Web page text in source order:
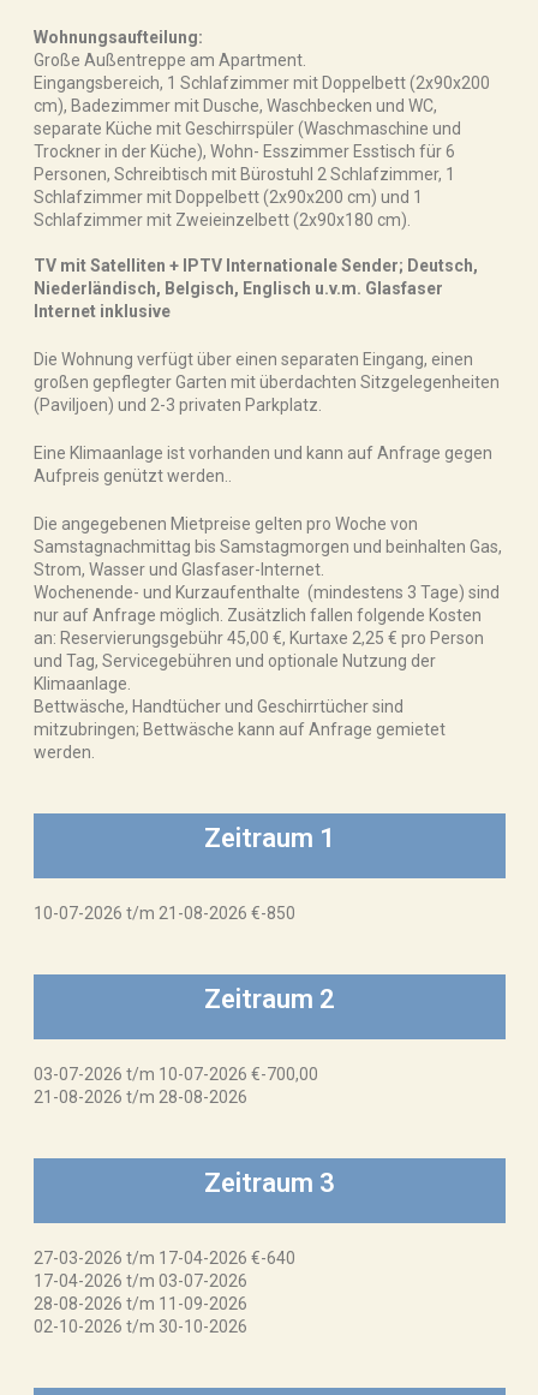
Wohnungsaufteilung:
Große Außentreppe am Apartment.
Eingangsbereich, 1 Schlafzimmer mit Doppelbett (2x90x200
cm), Badezimmer mit Dusche, Waschbecken und WC,
separate Küche mit Geschirrspüler (Waschmaschine und
Trockner in der Küche), Wohn- Esszimmer Esstisch für 6
Personen, Schreibtisch mit Bürostuhl 2 Schlafzimmer, 1
Schlafzimmer mit Doppelbett (2x90x200 cm) und 1
Schlafzimmer mit Zweieinzelbett (2x90x180 cm).
TV mit Satelliten + IPTV Internationale Sender; Deutsch,
Niederländisch, Belgisch, Englisch u.v.m. Glasfaser
Internet inklusive
Die Wohnung verfügt über einen separaten Eingang, einen
großen gepflegter Garten mit überdachten Sitzgelegenheiten
(Paviljoen) und 2-3 privaten Parkplatz.
Eine Klimaanlage ist vorhanden und kann auf Anfrage gegen
Aufpreis genützt werden..
Die angegebenen Mietpreise gelten pro Woche von
Samstagnachmittag bis Samstagmorgen und beinhalten Gas,
Strom, Wasser und Glasfaser-Internet.
Wochenende- und Kurzaufenthalte (mindestens 3 Tage) sind
nur auf Anfrage möglich. Zusätzlich fallen folgende Kosten
an: Reservierungsgebühr 45,00 €, Kurtaxe 2,25 € pro Person
und Tag, Servicegebühren und optionale Nutzung der
Klimaanlage.
Bettwäsche, Handtücher und Geschirrtücher sind
mitzubringen; Bettwäsche kann auf Anfrage gemietet
werden.
Zeitraum 1
10-07-2026 t/m 21-08-2026 €-850
Zeitraum 2
03-07-2026 t/m 10-07-2026 €-700,00
21-08-2026 t/m 28-08-2026
Zeitraum 3
27-03-2026 t/m 17-04-2026 €-640
17-04-2026 t/m 03-07-2026
28-08-2026 t/m 11-09-2026
02-10-2026 t/m 30-10-2026